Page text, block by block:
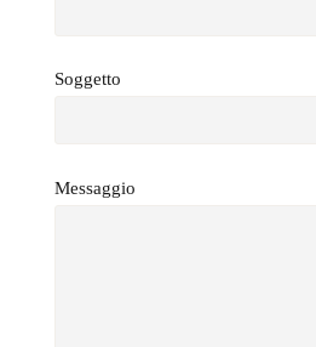
Soggetto
Messaggio